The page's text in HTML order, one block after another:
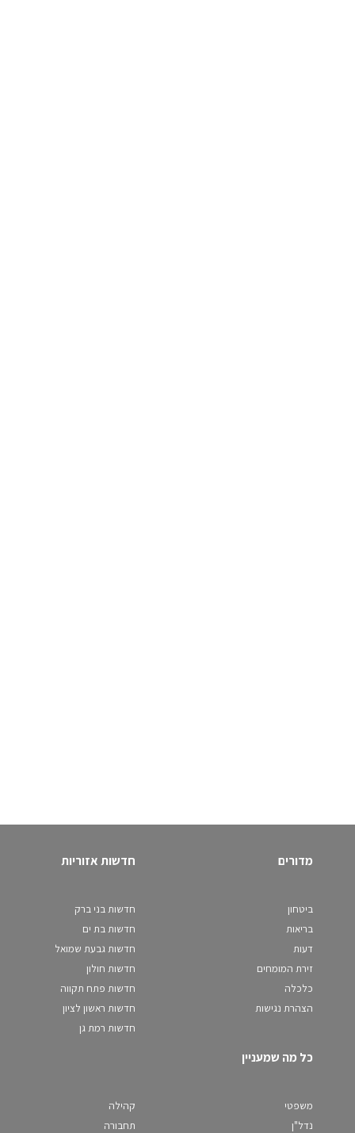
מדורים
ביטחון
בריאות
דעות
זירת המומחים
כלכלה
הצהרת נגישות
חדשות אזוריות
חדשות בני ברק
חדשות בת ים
חדשות גבעת שמואל
חדשות חולון
חדשות פתח תקווה
חדשות ראשון לציון
חדשות רמת גן
כל מה שמעניין
משפטי
נדל"ן
קהילה
תחבורה